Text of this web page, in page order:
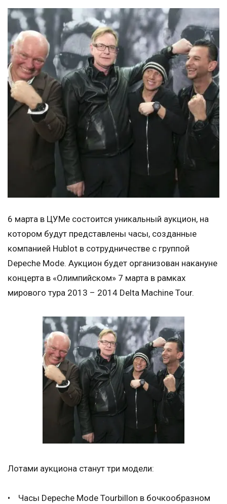
6 марта в ЦУМе состоится уникальный аукцион, на
котором будут представлены часы, созданные
компанией Hublot в сотрудничестве с группой
Depeche Mode. Аукцион будет организован накануне
концерта в «Олимпийском» 7 марта в рамках
мирового тура 2013 – 2014 Delta Machine Tour.
Лотами аукциона станут три модели:
• Часы Depeche Mode Tourbillon в бочкообразном